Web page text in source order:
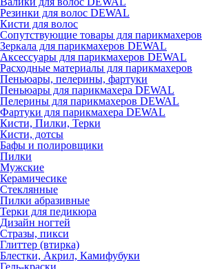
Резинки для волос DEWAL
Кисти для волос
Сопутствующие товары для парикмахеров
Зеркала для парикмахеров DEWAL
Аксессуары для парикмахеров DEWAL
Расходные материалы для парикмахеров
Пеньюары, пелерины, фартуки
Пеньюары для парикмахера DEWAL
Пелерины для парикмахеров DEWAL
Фартуки для парикмахера DEWAL
Кисти, Пилки, Терки
Кисти, дотсы
Бафы и полировщики
Пилки
Мужские
Керамичесике
Стеклянные
Пилки абразивные
Терки для педикюра
Дизайн ногтей
Стразы, пикси
Глиттер (втирка)
Блестки, Акрил, Камифубуки
Гель-краски